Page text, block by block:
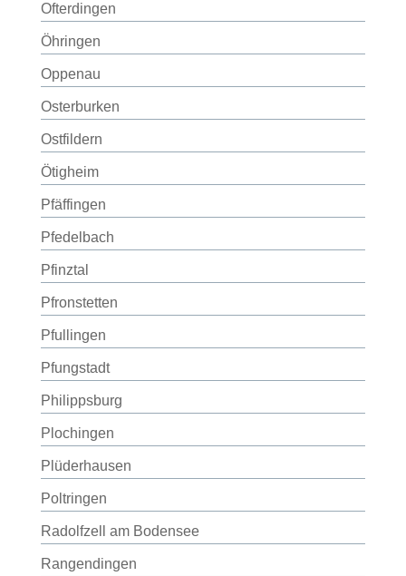
Ofterdingen
Öhringen
Oppenau
Osterburken
Ostfildern
Ötigheim
Pfäffingen
Pfedelbach
Pfinztal
Pfronstetten
Pfullingen
Pfungstadt
Philippsburg
Plochingen
Plüderhausen
Poltringen
Radolfzell am Bodensee
Rangendingen